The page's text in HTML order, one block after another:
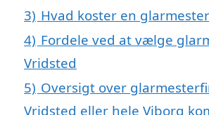
3) Hvad koster en
4) Fordele ved at vælge
Vridsted
5) Oversigt over
Vridsted eller hele Viborg